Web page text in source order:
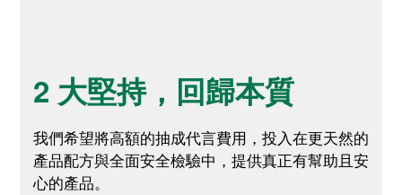
2 大堅持，回歸本質
我們希望將高額的抽成代言費用，投入在更天然的
產品配方與全面安全檢驗中，提供真正有幫助且安
心的產品。